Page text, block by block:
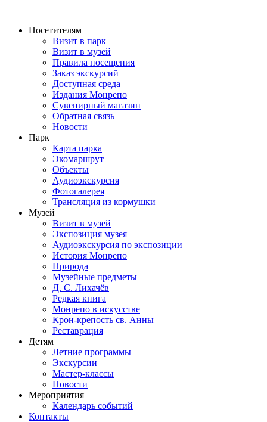
содержимому
Посетителям
Визит в парк
Визит в музей
Правила посещения
Заказ экскурсий
Доступная среда
Издания Монрепо
Сувенирный магазин
Обратная связь
Новости
Парк
Карта парка
Экомаршрут
Объекты
Аудиоэкскурсия
Фотогалерея
Трансляция из кормушки
Музей
Визит в музей
Экспозиция музея
Аудиоэкскурсия по экспозиции
История Монрепо
Природа
Музейные предметы
Д. С. Лихачёв
Редкая книга
Монрепо в искусстве
Крон-крепость св. Анны
Реставрация
Детям
Летние программы
Экскурсии
Мастер-классы
Новости
Мероприятия
Календарь событий
Контакты